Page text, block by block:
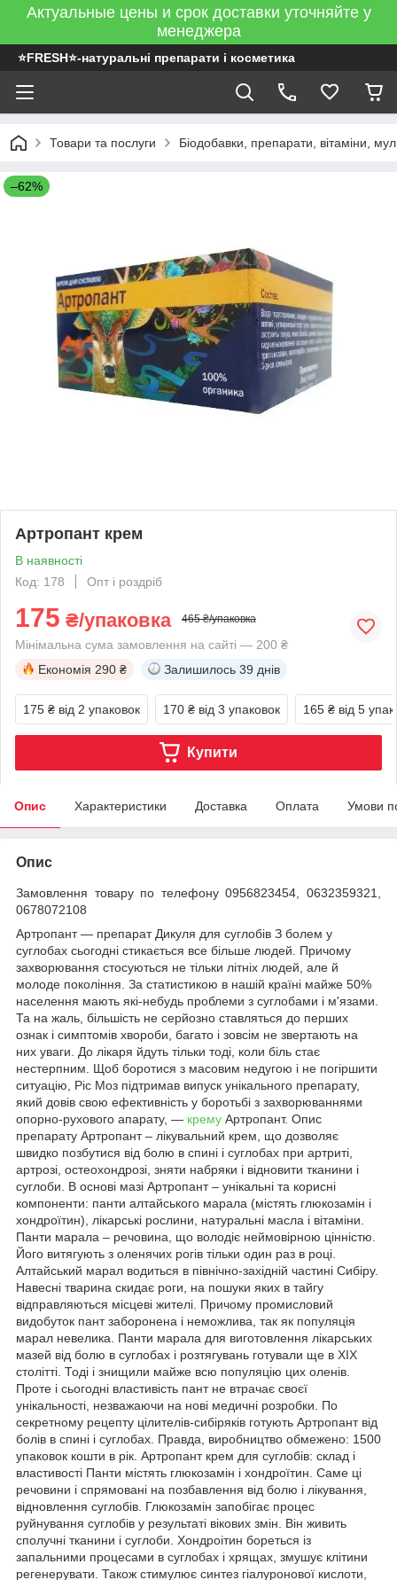
Актуальные цены и срок доставки уточняйте у
менеджера
⭐FRESH⭐-натуральні препарати і косметика
Товари та послуги Біодобавки, препарати, вітаміни,
–62%
Артропант крем
В наявності
Код: 178
Опт і роздріб
175 ₴/упаковка 465 ₴/упаковка
Мінімальна сума замовлення на сайті — 200 ₴
Економія 290 ₴ Залишилось 39 днів
175 ₴ від 2 упаковок 170 ₴ від 3 упаковок 165 ₴ від 5
Купити
Опис Характеристики Доставка Оплата Умови
Опис
Замовлення товару по телефону 0956823454, 0632359321,
0678072108
Артропант — препарат Дикуля для суглобів З болем у
суглобах сьогодні стикається все більше людей. Причому
захворювання стосуються не тільки літніх людей, але й
молоде покоління. За статистикою в нашій країні майже 50%
населення мають які-небудь проблеми з суглобами і м'язами.
Та на жаль, більшість не серйозно ставляться до перших
ознак і симптомів хвороби, багато і зовсім не звертають на
них уваги. До лікаря йдуть тільки тоді, коли біль стає
нестерпним. Щоб боротися з масовим недугою і не погіршити
ситуацію, Ріс Моз підтримав випуск унікального препарату,
який довів свою ефективність у боротьбі з захворюваннями
опорно-рухового апарату, — крему Артропант. Опис
препарату Артропант – лікувальний крем, що дозволяє
швидко позбутися від болю в спині і суглобах при артриті,
артрозі, остеохондрозі, зняти набряки і відновити тканини і
суглоби. В основі мазі Артропант – унікальні та корисні
компоненти: панти алтайського марала (містять глюкозамін і
хондроїтин), лікарські рослини, натуральні масла і вітаміни.
Панти марала – речовина, що володіє неймовірною цінністю.
Його витягують з оленячих рогів тільки один раз в році.
Алтайський марал водиться в північно-західній частині Сибіру.
Навесні тварина скидає роги, на пошуки яких в тайгу
відправляються місцеві жителі. Причому промисловий
видобуток пант заборонена і неможлива, так як популяція
марал невелика. Панти марала для виготовлення лікарських
мазей від болю в суглобах і розтягувань готували ще в XIX
столітті. Тоді і знищили майже всю популяцію цих оленів.
Проте і сьогодні властивість пант не втрачає своєї
унікальності, незважаючи на нові медичні розробки. По
секретному рецепту цілителів-сибіряків готують Артропант від
болів в спині і суглобах. Правда, виробництво обмежено: 1500
упаковок кошти в рік. Артропант крем для суглобів: склад і
властивості Панти містять глюкозамін і хондроїтин. Саме ці
речовини і спрямовані на позбавлення від болю і лікування,
відновлення суглобів. Глюкозамін запобігає процес
руйнування суглобів у результаті вікових змін. Він живить
сполучні тканини і суглоби. Хондроітин бореться із
запальними процесами в суглобах і хрящах, змушує клітини
регенерувати. Також стимулює синтез гіалуронової кислоти,